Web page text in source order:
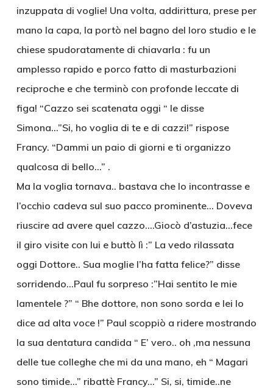
inzuppata di voglie! Una volta, addirittura, prese per
mano la capa, la portò nel bagno del loro studio e le
chiese spudoratamente di chiavarla : fu un
amplesso rapido e porco fatto di masturbazioni
reciproche e che terminò con profonde leccate di
figa! “Cazzo sei scatenata oggi “ le disse
Simona…”Si, ho voglia di te e di cazzi!” rispose
Francy. “Dammi un paio di giorni e ti organizzo
qualcosa di bello…” .
Ma la voglia tornava.. bastava che lo incontrasse e
l’occhio cadeva sul suo pacco prominente… Doveva
riuscire ad avere quel cazzo….Giocò d’astuzia…fece
il giro visite con lui e buttò lì :” La vedo rilassata
oggi Dottore.. Sua moglie l’ha fatta felice?” disse
sorridendo…Paul fu sorpreso :”Hai sentito le mie
lamentele ?” “ Bhe dottore, non sono sorda e lei lo
dice ad alta voce !” Paul scoppiò a ridere mostrando
la sua dentatura candida “ E’ vero.. oh ,ma nessuna
delle tue colleghe che mi da una mano, eh “ Magari
sono timide…” ribattè Francy…” Si, si, timide..ne